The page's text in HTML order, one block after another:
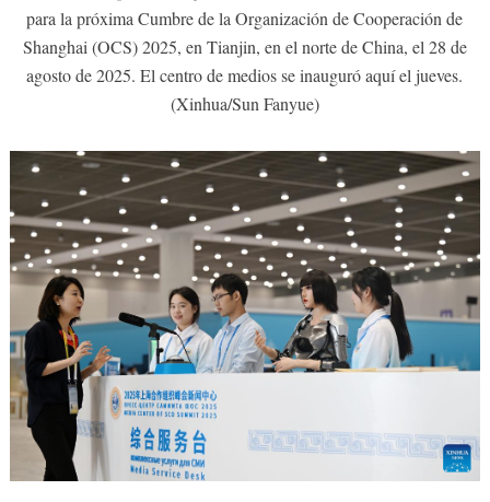
para la próxima Cumbre de la Organización de Cooperación de
Shanghai (OCS) 2025, en Tianjin, en el norte de China, el 28 de
agosto de 2025. El centro de medios se inauguró aquí el jueves.
(Xinhua/Sun Fanyue)